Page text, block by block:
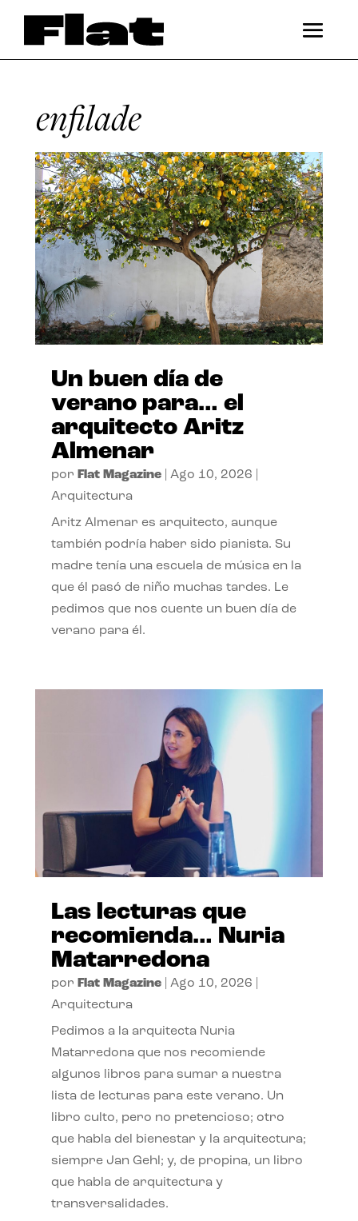
enfilade
Un buen día de
verano para… el
arquitecto Aritz
Almenar
por Flat Magazine| Ago 10, 2026
Arquitectura
Aritz Almenar es arquitecto, aunque
también podría haber sido pianista. Su
madre tenía una escuela de música en la
que él pasó de niño muchas tardes. Le
pedimos que nos cuente un buen día de
verano para él.
Las lecturas que
recomienda… Nuria
Matarredona
por Flat Magazine| Ago 10, 2026
Arquitectura
Pedimos a la arquitecta Nuria
Matarredona que nos recomiende
algunos libros para sumar a nuestra
lista de lecturas para este verano. Un
libro culto, pero no pretencioso; otro
que habla del bienestar y la arquitectura;
siempre Jan Gehl; y, de propina, un libro
que habla de arquitectura y
transversalidades.